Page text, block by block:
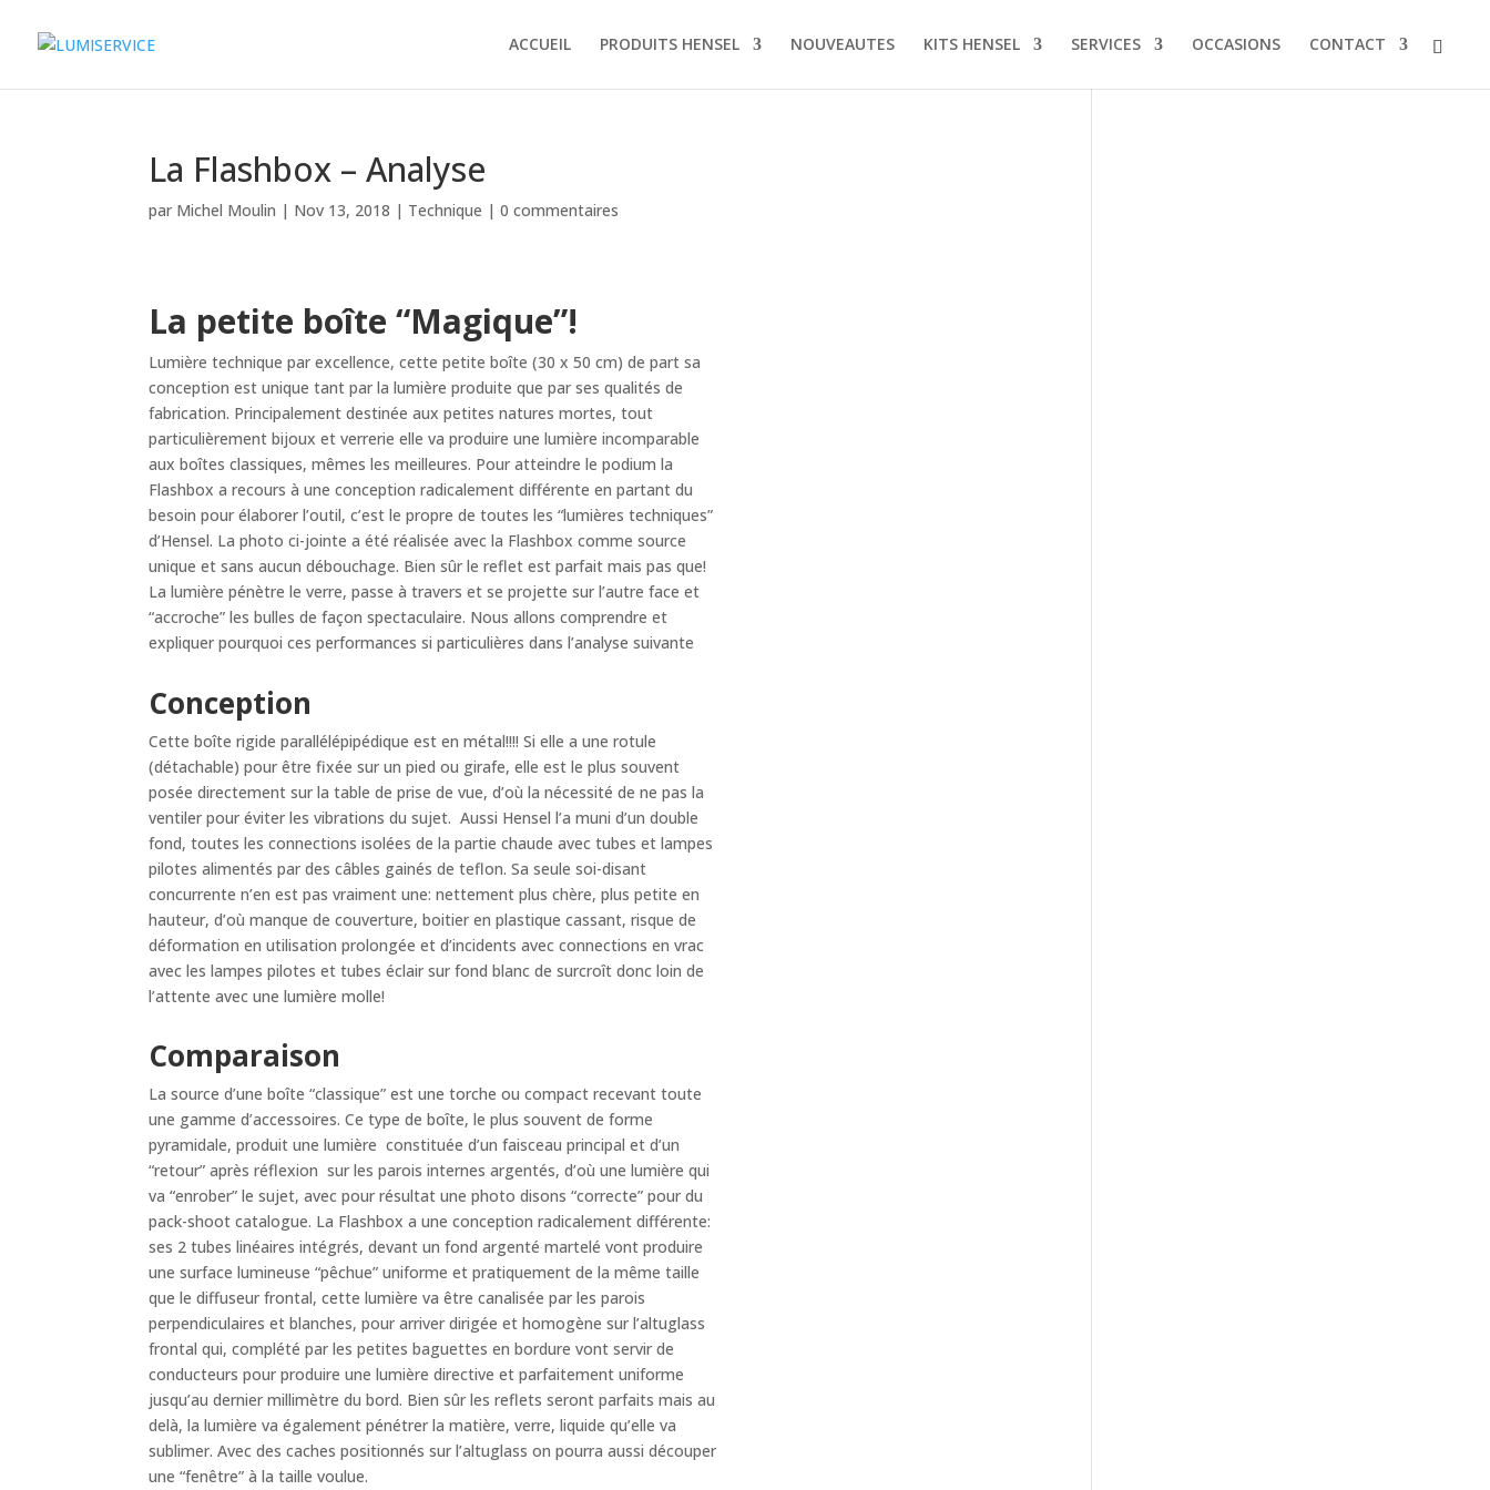
ACCUEIL PRODUITS HENSEL NOUVEAUTES KITS HENSEL SERVICES OCCASIONS CONTACT
La Flashbox – Analyse
par Michel Moulin | Nov 13, 2018 | Technique |0 commentaires
La petite boîte “Magique”!
Lumière technique par excellence, cette petite boîte (30 x 50 cm) de part sa
conception est unique tant par la lumière produite que par ses qualités de
fabrication. Principalement destinée aux petites natures mortes, tout
particulièrement bijoux et verrerie elle va produire une lumière incomparable
aux boîtes classiques, mêmes les meilleures. Pour atteindre le podium la
Flashbox a recours à une conception radicalement différente en partant du
besoin pour élaborer l’outil, c’est le propre de toutes les “lumières techniques”
d’Hensel. La photo ci-jointe a été réalisée avec la Flashbox comme source
unique et sans aucun débouchage. Bien sûr le reflet est parfait mais pas que!
La lumière pénètre le verre, passe à travers et se projette sur l’autre face et
“accroche” les bulles de façon spectaculaire. Nous allons comprendre et
expliquer pourquoi ces performances si particulières dans l’analyse suivante
Conception
Cette boîte rigide parallélépipédique est en métal!!!! Si elle a une rotule
(détachable) pour être fixée sur un pied ou girafe, elle est le plus souvent
posée directement sur la table de prise de vue, d’où la nécessité de ne pas la
ventiler pour éviter les vibrations du sujet. Aussi Hensel l’a muni d’un double
fond, toutes les connections isolées de la partie chaude avec tubes et lampes
pilotes alimentés par des câbles gainés de teflon. Sa seule soi-disant
concurrente n’en est pas vraiment une: nettement plus chère, plus petite en
hauteur, d’où manque de couverture, boitier en plastique cassant, risque de
déformation en utilisation prolongée et d’incidents avec connections en vrac
avec les lampes pilotes et tubes éclair sur fond blanc de surcroît donc loin de
l’attente avec une lumière molle!
Comparaison
La source d’une boîte “classique” est une torche ou compact recevant toute
une gamme d’accessoires. Ce type de boîte, le plus souvent de forme
pyramidale, produit une lumière constituée d’un faisceau principal et d’un
“retour” après réflexion sur les parois internes argentés, d’où une lumière qui
va “enrober” le sujet, avec pour résultat une photo disons “correcte” pour du
pack-shoot catalogue. La Flashbox a une conception radicalement différente:
ses 2 tubes linéaires intégrés, devant un fond argenté martelé vont produire
une surface lumineuse “pêchue” uniforme et pratiquement de la même taille
que le diffuseur frontal, cette lumière va être canalisée par les parois
perpendiculaires et blanches, pour arriver dirigée et homogène sur l’altuglass
frontal qui, complété par les petites baguettes en bordure vont servir de
conducteurs pour produire une lumière directive et parfaitement uniforme
jusqu’au dernier millimètre du bord. Bien sûr les reflets seront parfaits mais au
delà, la lumière va également pénétrer la matière, verre, liquide qu’elle va
sublimer. Avec des caches positionnés sur l’altuglass on pourra aussi découper
une “fenêtre” à la taille voulue.